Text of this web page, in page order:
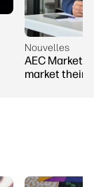
Nouvelles
AEC
market their